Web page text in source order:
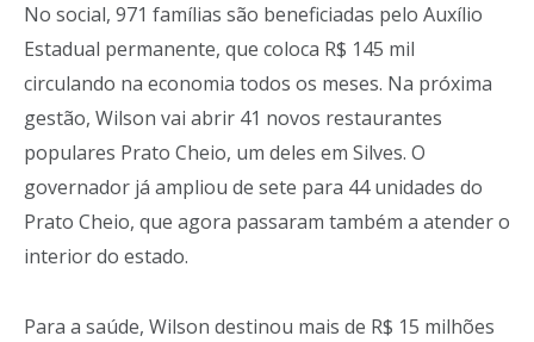
No social, 971 famílias são beneficiadas pelo Auxílio
Estadual permanente, que coloca R$ 145 mil
circulando na economia todos os meses. Na próxima
gestão, Wilson vai abrir 41 novos restaurantes
populares Prato Cheio, um deles em Silves. O
governador já ampliou de sete para 44 unidades do
Prato Cheio, que agora passaram também a atender o
interior do estado.
Para a saúde, Wilson destinou mais de R$ 15 milhões